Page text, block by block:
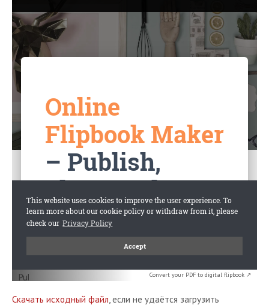
Convert your PDF to digital flipbook ↗
Скачать исходный файл, если не удаётся загрузить